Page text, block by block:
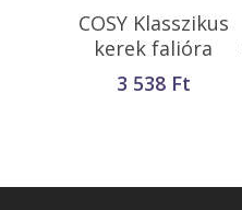
Kosárba
Teszem
COSY Klasszikus
kerek falióra
3 538 Ft